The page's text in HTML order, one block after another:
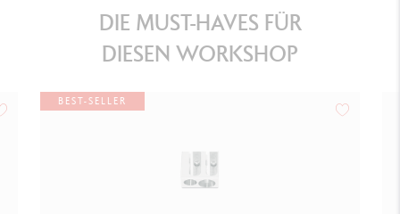
DIE MUST-HAVES FÜR
DIESEN WORKSHOP